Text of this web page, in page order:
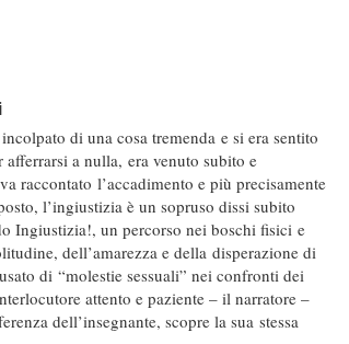
di una cosa tremenda e si era sentito
a nulla, era venuto subito e
raccontato l’accadimento e più precisamente
l’ingiustizia è un sopruso dissi subito
Ingiustizia!, un percorso nei boschi fisici e
dell’amarezza e della disperazione di
di “molestie sessuali” nei confronti dei
attento e paziente – il narratore –
dell’insegnante, scopre la sua stessa